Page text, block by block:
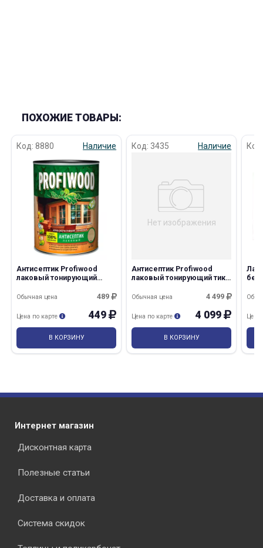
ПОХОЖИЕ ТОВАРЫ:
Код: 8880 Наличие
Антисептик Profiwood
лаковый тонирующий
Эмпилс/14
489
Обычная цена
449
Цена по карте
В КОРЗИНУ
Код: 3435 Наличие
Нет изображения
Антисептик Profiwood
лаковый тонирующий тик
4 499
Обычная цена
4 099
Цена по карте
В КОРЗИНУ
Лак
Цена
Интернет магазин
Дисконтная карта
Полезные статьи
Доставка и оплата
Система скидок